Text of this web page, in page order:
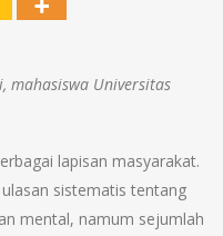
mahasiswa Universitas
lapisan masyarakat.
sistematis tentang
mental, namum sejumlah